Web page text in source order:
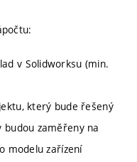
v Solidworksu (min.
který bude řešený
zaměřeny na
modelu zařízení